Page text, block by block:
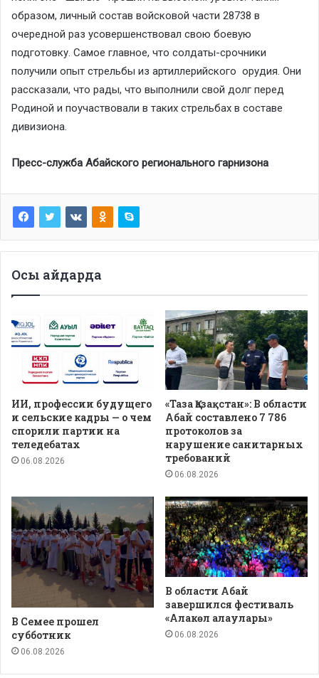
образом, личный состав войсковой части 28738 в
очередной раз усовершенствовал свою боевую
подготовку. Самое главное, что солдаты-срочники
получили опыт стрельбы из артиллерийского орудия. Они
рассказали, что рады, что выполнили свой долг перед
Родиной и поучаствовали в таких стрельбах в составе
дивизиона.
Пресс-служба Абайского регионального гарнизона
Осы айдарда
ИИ, профессии будущего
и сельские кадры — о чем
спорили партии на
теледебатах
06.08.2026
«Таза Қазақстан»: В области
Абай составлено 7 786
протоколов за
нарушение санитарных
требований
06.08.2026
В Семее прошел
субботник
06.08.2026
В области Абай
завершился фестиваль
«Алакөл алаулары»
06.08.2026